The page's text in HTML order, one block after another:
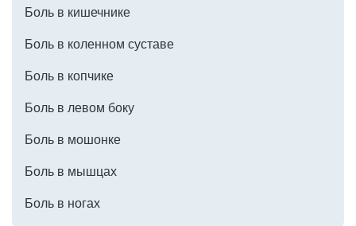
Боль в кишечнике
Боль в коленном суставе
Боль в копчике
Боль в левом боку
Боль в мошонке
Боль в мышцах
Боль в ногах